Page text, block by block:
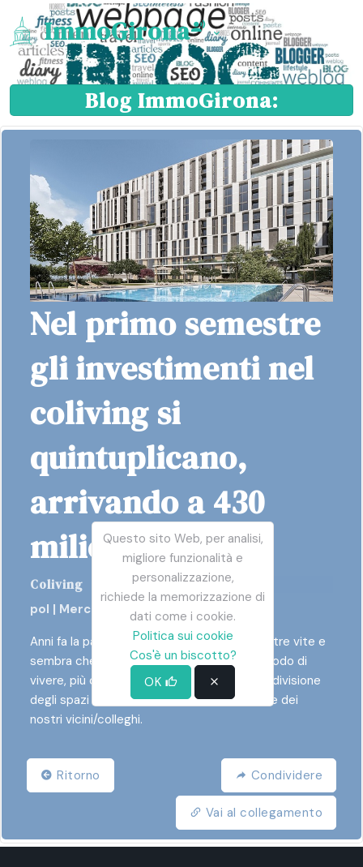
ImmoGirona
Blog ImmoGirona:
Nel primo semestre
gli investimenti nel
coliving si
quintuplicano,
arrivando a 430
milioni
Coliving
pol | Mercoledì 21 Settembre 2022 13:18
Anni fa la parola coliving è apparsa nelle nostre vite e
sembra che sia qui per restare. Un nuovo modo di
vivere, più comunitario e finalizzato alla condivisione
degli spazi e allo sfruttamento delle sinergie dei
nostri vicini/colleghi.
Ritorno Condividere
Vai al collegamento
Questo sito Web, per analisi,
migliore funzionalità e
personalizzazione,
richiede la memorizzazione di
dati come i cookie.
Politica sui cookie
Cos'è un biscotto?
OK